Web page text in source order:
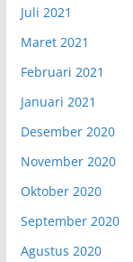
Juli 2021
Maret 2021
Februari 2021
Januari 2021
Desember 2020
November 2020
Oktober 2020
September 2020
Agustus 2020